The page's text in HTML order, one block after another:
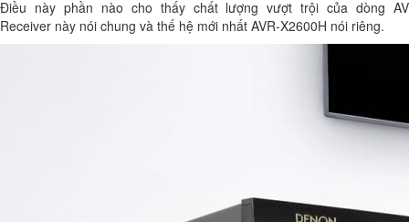
Điều này phần nào cho thấy chất lượng vượt trội của dòng AV
Receiver này nói chung và thế hệ mới nhất AVR-X2600H nói riêng.